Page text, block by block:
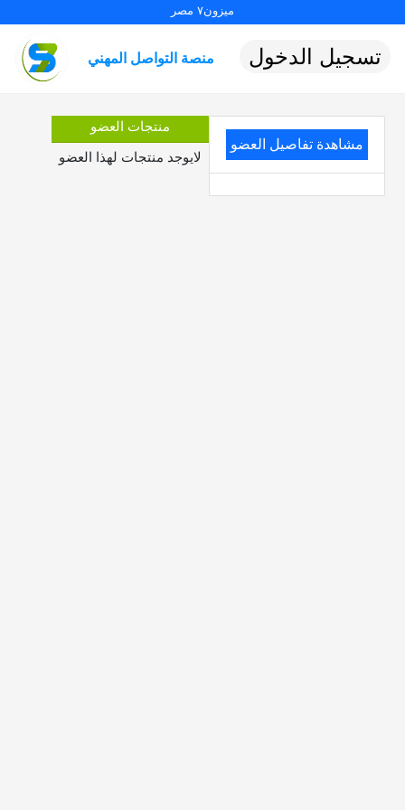
ميزون٧ مصر
منصة التواصل المهني تسجيل الدخول
مشاهدة تفاصيل العضو
منتجات العضو
لايوجد منتجات لهذا العضو